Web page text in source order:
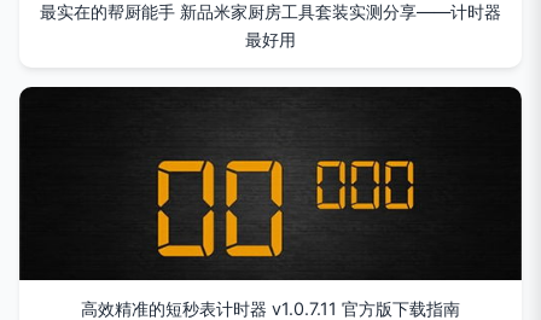
最实在的帮厨能手 新品米家厨房工具套装实测分享——计时器
最好用
高效精准的短秒表计时器 v1.0.7.11 官方版下载指南